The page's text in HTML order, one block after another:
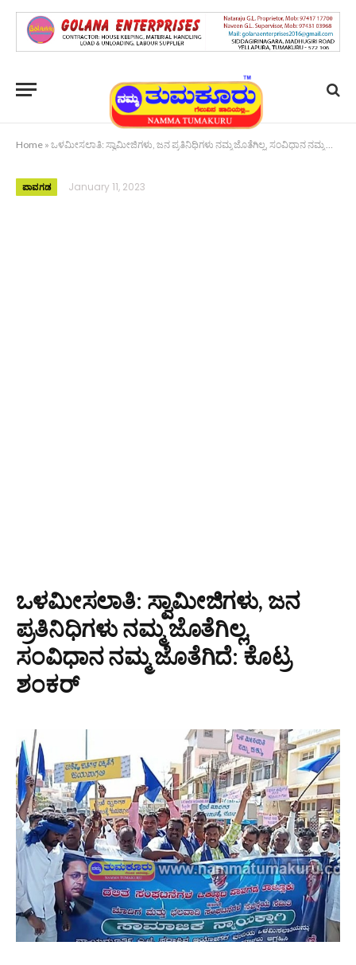
Home » ಒಳಮೀಸಲಾತಿ: ಸ್ವಾಮೀಜಿಗಳು, ಜನ ಪ್ರತಿನಿಧಿಗಳು ನಮ್ಮ ಜೊತೆಗಿಲ್ಲ, ಸಂವಿಧಾನ ನಮ್ಮ ಜೊತೆಗಿದೆ: ಕೊಟ್ರ ಶಂಕರ್
ಪಾವಗಡ January 11, 2023
ಒಳಮೀಸಲಾತಿ: ಸ್ವಾಮೀಜಿಗಳು, ಜನ
ಪ್ರತಿನಿಧಿಗಳು ನಮ್ಮ ಜೊತೆಗಿಲ್ಲ,
ಸಂವಿಧಾನ ನಮ್ಮ ಜೊತೆಗಿದೆ: ಕೊಟ್ರ
ಶಂಕರ್